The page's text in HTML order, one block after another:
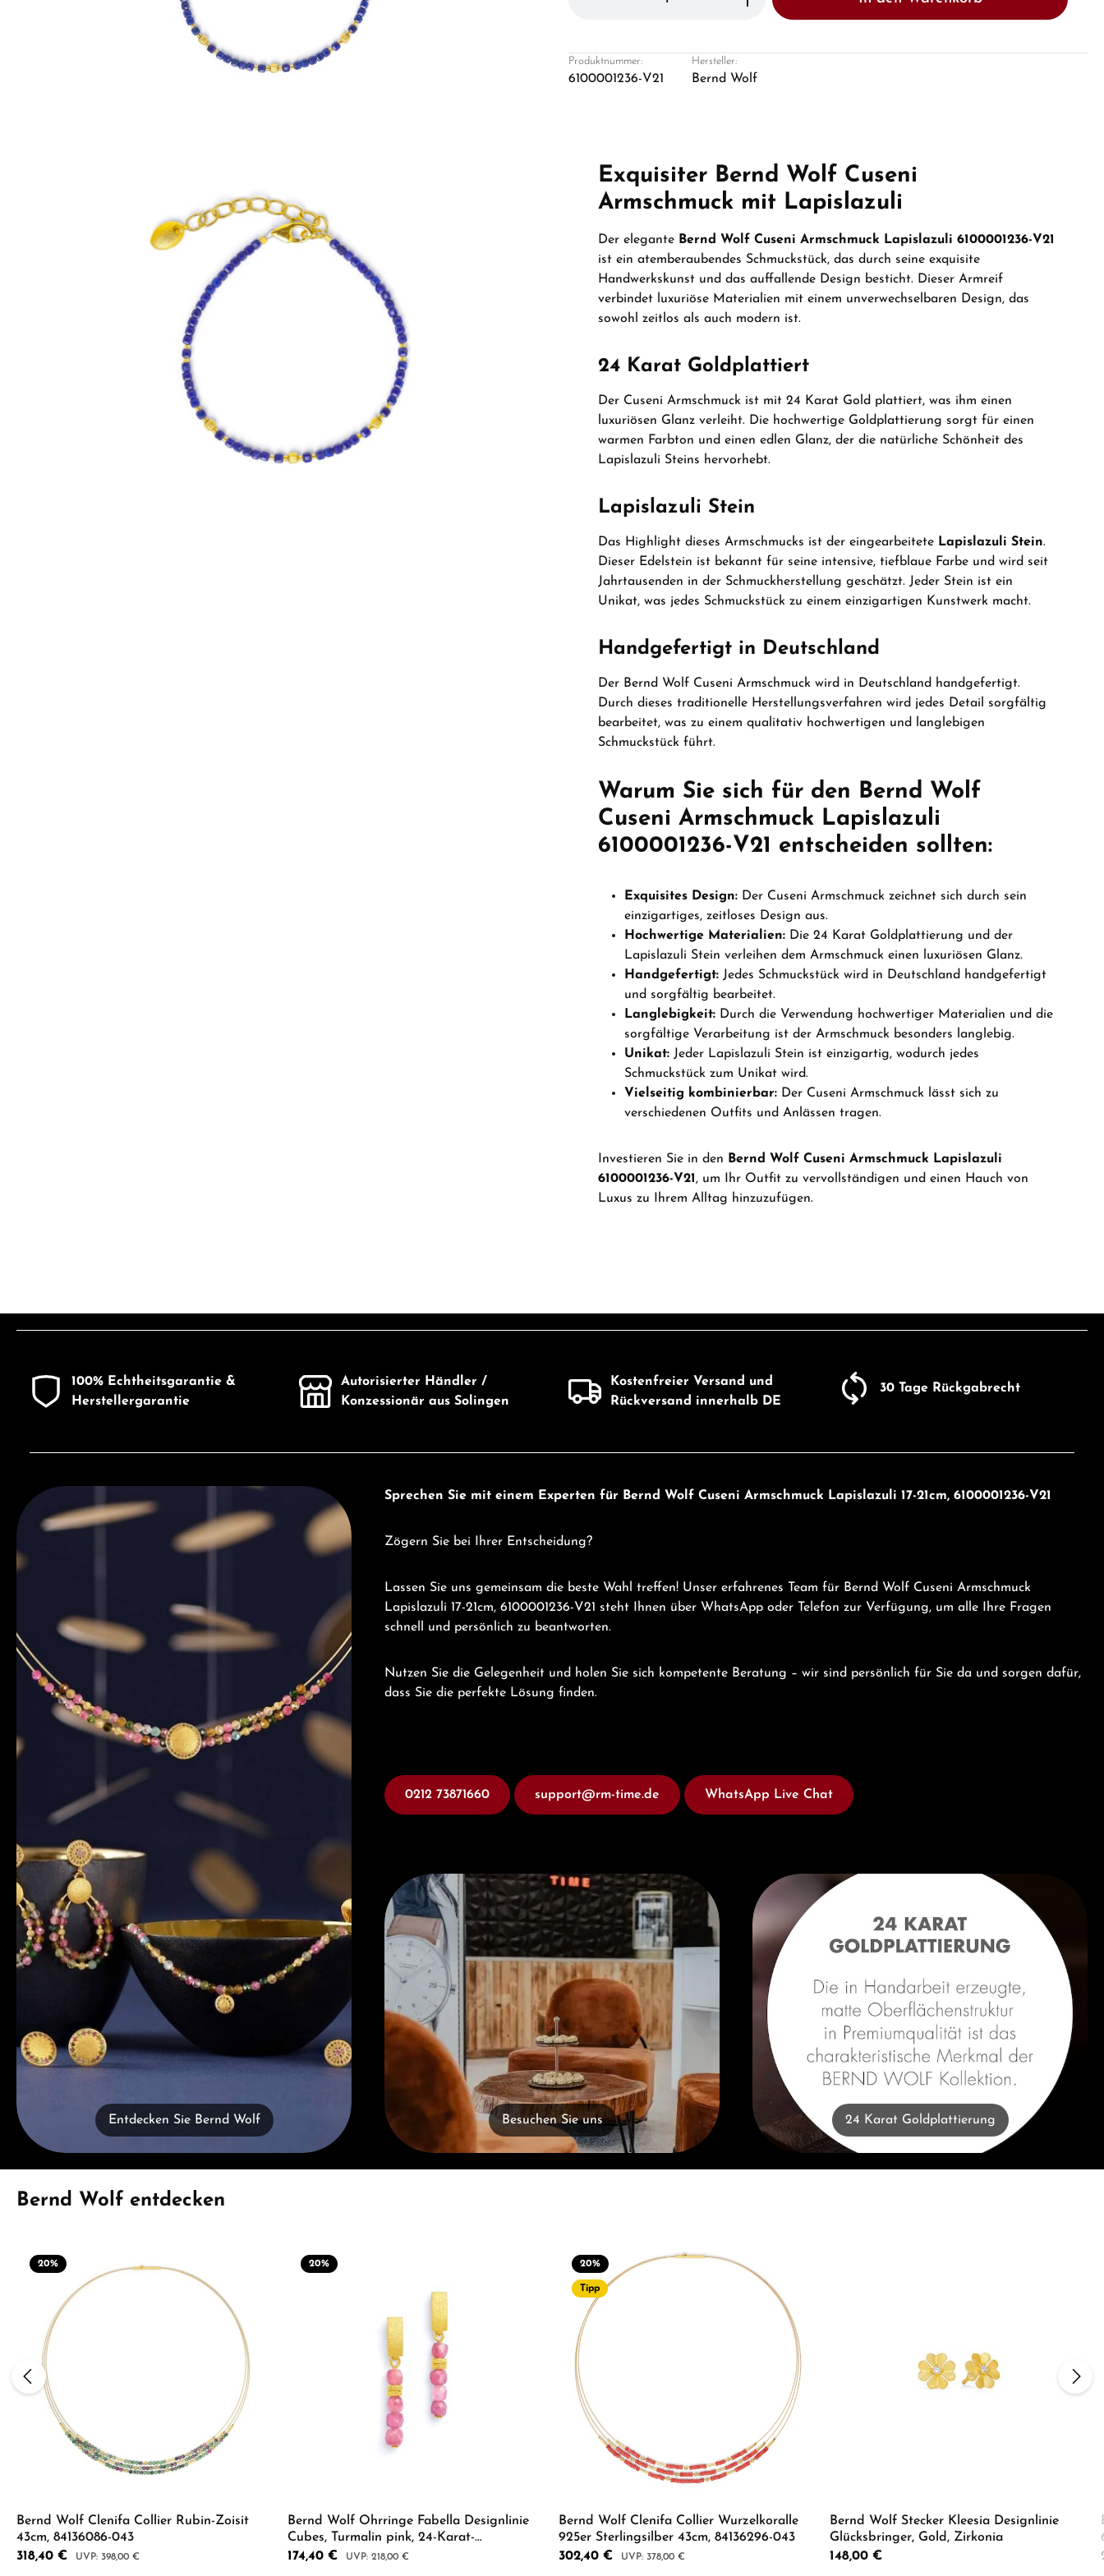
Produktnummer:
6100001236-V21
Hersteller:
Bernd Wolf
Exquisiter Bernd Wolf Cuseni
Armschmuck mit Lapislazuli
Der elegante Bernd Wolf Cuseni Armschmuck Lapislazuli 6100001236-V21
ist ein atemberaubendes Schmuckstück, das durch seine exquisite
Handwerkskunst und das auffallende Design besticht. Dieser Armreif
verbindet luxuriöse Materialien mit einem unverwechselbaren Design, das
sowohl zeitlos als auch modern ist.
24 Karat Goldplattiert
Der Cuseni Armschmuck ist mit 24 Karat Gold plattiert, was ihm einen
luxuriösen Glanz verleiht. Die hochwertige Goldplattierung sorgt für einen
warmen Farbton und einen edlen Glanz, der die natürliche Schönheit des
Lapislazuli Steins hervorhebt.
Lapislazuli Stein
Das Highlight dieses Armschmucks ist der eingearbeitete Lapislazuli Stein.
Dieser Edelstein ist bekannt für seine intensive, tiefblaue Farbe und wird seit
Jahrtausenden in der Schmuckherstellung geschätzt. Jeder Stein ist ein
Unikat, was jedes Schmuckstück zu einem einzigartigen Kunstwerk macht.
Handgefertigt in Deutschland
Der Bernd Wolf Cuseni Armschmuck wird in Deutschland handgefertigt.
Durch dieses traditionelle Herstellungsverfahren wird jedes Detail sorgfältig
bearbeitet, was zu einem qualitativ hochwertigen und langlebigen
Schmuckstück führt.
Warum Sie sich für den Bernd Wolf
Cuseni Armschmuck Lapislazuli
6100001236-V21 entscheiden sollten:
Exquisites Design: Der Cuseni Armschmuck zeichnet sich durch sein
einzigartiges, zeitloses Design aus.
Hochwertige Materialien: Die 24 Karat Goldplattierung und der
Lapislazuli Stein verleihen dem Armschmuck einen luxuriösen Glanz.
Handgefertigt: Jedes Schmuckstück wird in Deutschland handgefertigt
und sorgfältig bearbeitet.
Langlebigkeit: Durch die Verwendung hochwertiger Materialien und die
sorgfältige Verarbeitung ist der Armschmuck besonders langlebig.
Unikat: Jeder Lapislazuli Stein ist einzigartig, wodurch jedes
Schmuckstück zum Unikat wird.
Vielseitig kombinierbar: Der Cuseni Armschmuck lässt sich zu
verschiedenen Outfits und Anlässen tragen.
Investieren Sie in den Bernd Wolf Cuseni Armschmuck Lapislazuli
6100001236-V21 , um Ihr Outfit zu vervollständigen und einen Hauch von
Luxus zu Ihrem Alltag hinzuzufügen.
100% Echtheitsgarantie &
Herstellergarantie
Autorisierter Händler /
Konzessionär aus Solingen
Kostenfreier Versand und
Rückversand innerhalb DE
30 Tage Rückgabrecht
Entdecken Sie Bernd Wolf
Entdecken Sie Bernd Wolf
Sprechen Sie mit einem Experten für Bernd Wolf Cuseni Armschmuck Lapislazuli 17-21cm, 6100001236-V21
Zögern Sie bei Ihrer Entscheidung?
Lassen Sie uns gemeinsam die beste Wahl treffen! Unser erfahrenes Team für Bernd Wolf Cuseni Armschmuck
Lapislazuli 17-21cm, 6100001236-V21 steht Ihnen über WhatsApp oder Telefon zur Verfügung, um alle Ihre Fragen
schnell und persönlich zu beantworten.
Nutzen Sie die Gelegenheit und holen Sie sich kompetente Beratung – wir sind persönlich für Sie da und sorgen dafür,
dass Sie die perfekte Lösung finden.
0212 73871660 support@rm-time.de WhatsApp Live Chat
Besuchen Sie uns
Besuchen Sie uns 24 Karat Goldplattierung
Produktgalerie überspringen
Bernd Wolf entdecken
20%
Bernd Wolf Clenifa Collier Rubin-Zoisit
43cm, 84136086-043
Verkaufspreis:
318,40 € Regulärer Preis:
398,00 €
20%
Bernd Wolf Ohrringe Fabella Designlinie
Cubes, Turmalin pink, 24-Karat-
goldplattiert
Verkaufspreis:
174,40 € Regulärer Preis:
218,00 €
20%
Tipp
Bernd Wolf Clenifa Collier Wurzelkoralle
925er Sterlingsilber 43cm, 84136296-043
Verkaufspreis:
302,40 € Regulärer Preis:
378,00 €
Bernd Wolf Stecker Kleesia Designlinie
Glücksbringer, Gold, Zirkonia
Regulärer Preis:
148,00 €